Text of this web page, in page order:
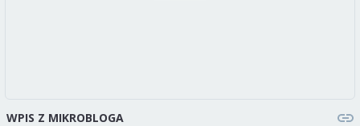
WPIS Z MIKROBLOGA